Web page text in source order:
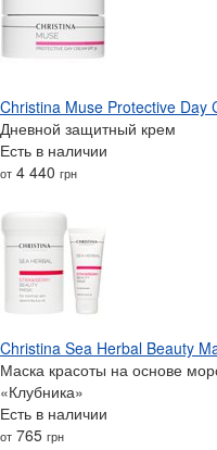
Christina Muse Protective Day
Дневной защитный крем
Есть в наличии
от 4 440 грн
Christina Sea Herbal Beauty
Маска красоты на основе
«Клубника»
Есть в наличии
от 765 грн